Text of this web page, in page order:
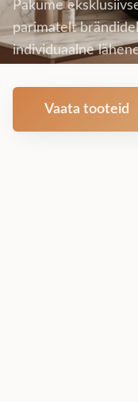
Pakume
parimatelt
individuaalne
Vaata tooteid